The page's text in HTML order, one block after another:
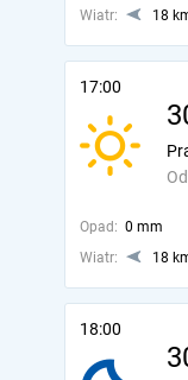
Wiatr:
18
17:00
Opad: 0 mm
Wiatr:
18
18:00